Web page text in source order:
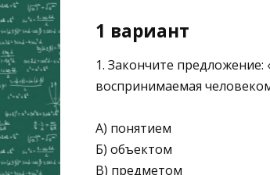
1 вариант
1. Закончите
воспринимаемая
А) понятием
Б) объектом
В) предметом